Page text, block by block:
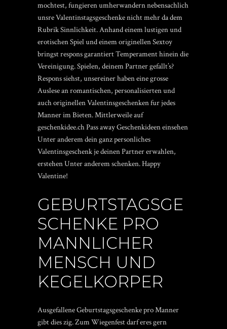
mochtest, fungieren umherwandern nebensachlich
unsre Valentinstagsgeschenke nicht mehr da dem
Rubrik Sinnlichkeit. Anhand einem lustigen und
erotischen Spiel und einem originellen Sextoy
bringst respons garantiert Temperament hinein die
Vereinigung. Spielen, deinem Partner gefallt’s?
Respons siehst, unsereiner haben eine grosse
Auslese an romantischen, personalisierten und
auch originellen Valentinsgeschenken fur jedes
Manner im Bieten. Mittlerweile auf
geschenkidee.ch Pass away Geschenkideen einsehen
Unter anderem dein ganz personliches
Valentinsgeschenk je deinen Partner erwahlen,
erstehen Unter anderem schenken. Happy
Valentine!
GEBURTSTAGSGE
SCHENKE PRO
MANNLICHER
MENSCH UND
KEGELKORPER
Ausgefallene Geburtstagsgeschenke pro Manner
gibt dies zig. Zum Wiegenfest darf eres gern